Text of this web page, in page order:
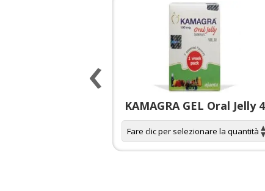
KAMAGRA GEL Oral Jelly 4
‹